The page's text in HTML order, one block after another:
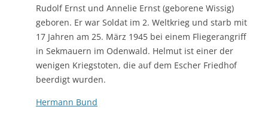
Rudolf Ernst und Annelie Ernst (geborene Wissig)
geboren. Er war Soldat im 2. Weltkrieg und starb mit
17 Jahren am 25. März 1945 bei einem Fliegerangriff
in Sekmauern im Odenwald. Helmut ist einer der
wenigen Kriegstoten, die auf dem Escher Friedhof
beerdigt wurden.
Hermann Bund